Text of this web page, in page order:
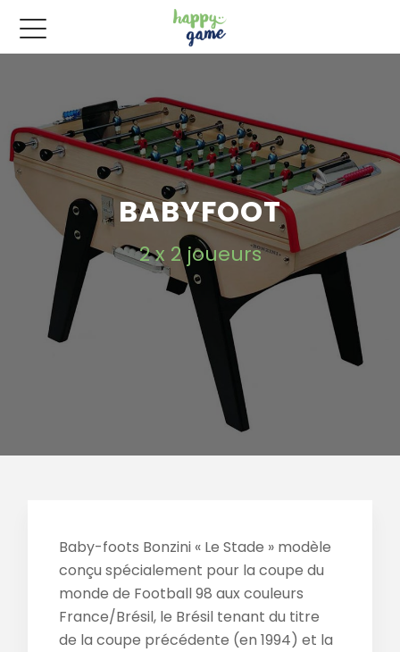
BABYFOOT
2 x 2 joueurs
Baby-foots Bonzini « Le Stade » modèle
conçu spécialement pour la coupe du
monde de Football 98 aux couleurs
France/Brésil, le Brésil tenant du titre
de la coupe précédente (en 1994) et la